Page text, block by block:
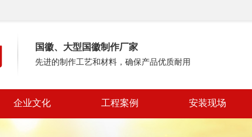
国徽、大型国徽制作厂家
先进的制作工艺和材料，确保产品优质耐用
企业文化 工程案例 安装现场